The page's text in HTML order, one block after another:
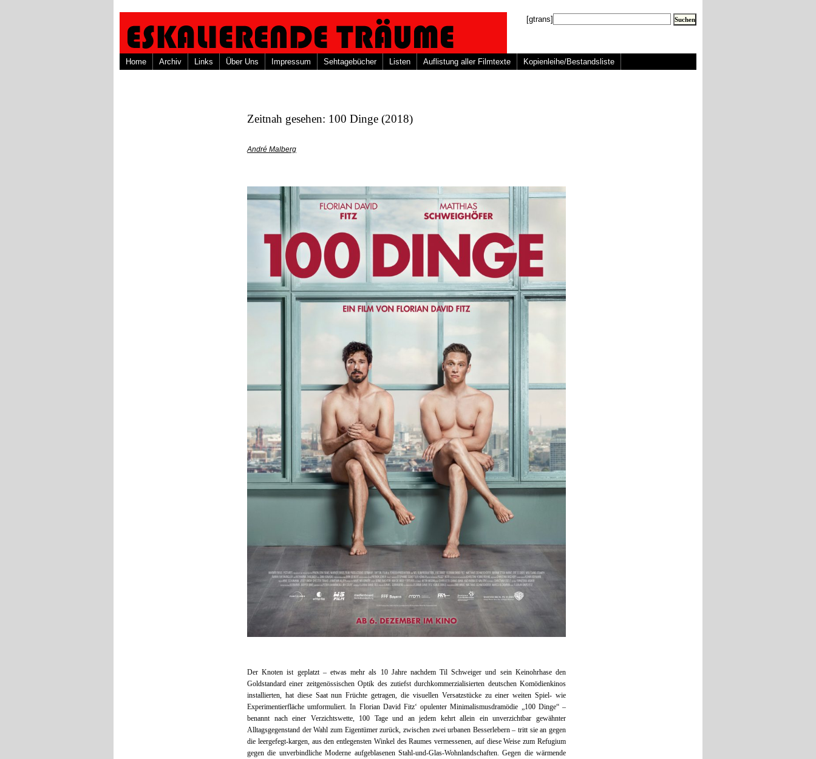
[gtrans]
Home Archiv Links Über Uns Impressum Sehtagebücher Listen Auflistung aller Filmtexte Kopienleihe/Bestandsliste
Zeitnah gesehen: 100 Dinge (2018)
André Malberg
Der Knoten ist geplatzt – etwas mehr als 10 Jahre nachdem Til Schweiger und sein Keinohrhase den
Goldstandard einer zeitgenössischen Optik des zutiefst durchkommerzialisierten deutschen Komödienkinos
installierten, hat diese Saat nun Früchte getragen, die visuellen Versatzstücke zu einer weiten Spiel- wie
Experimentierfläche umformuliert. In Florian David Fitz‘ opulenter Minimalismusdramödie „100 Dinge“ –
benannt nach einer Verzichtswette, 100 Tage und an jedem kehrt allein ein unverzichtbar gewähnter
Alltagsgegenstand der Wahl zum Eigentümer zurück, zwischen zwei urbanen Besserlebern – tritt sie an gegen
die leergefegt-kargen, aus den entlegensten Winkel des Raumes vermessenen, auf diese Weise zum Refugium
gegen die unverbindliche Moderne aufgeblasenen Stahl-und-Glas-Wohnlandschaften. Gegen die wärmende